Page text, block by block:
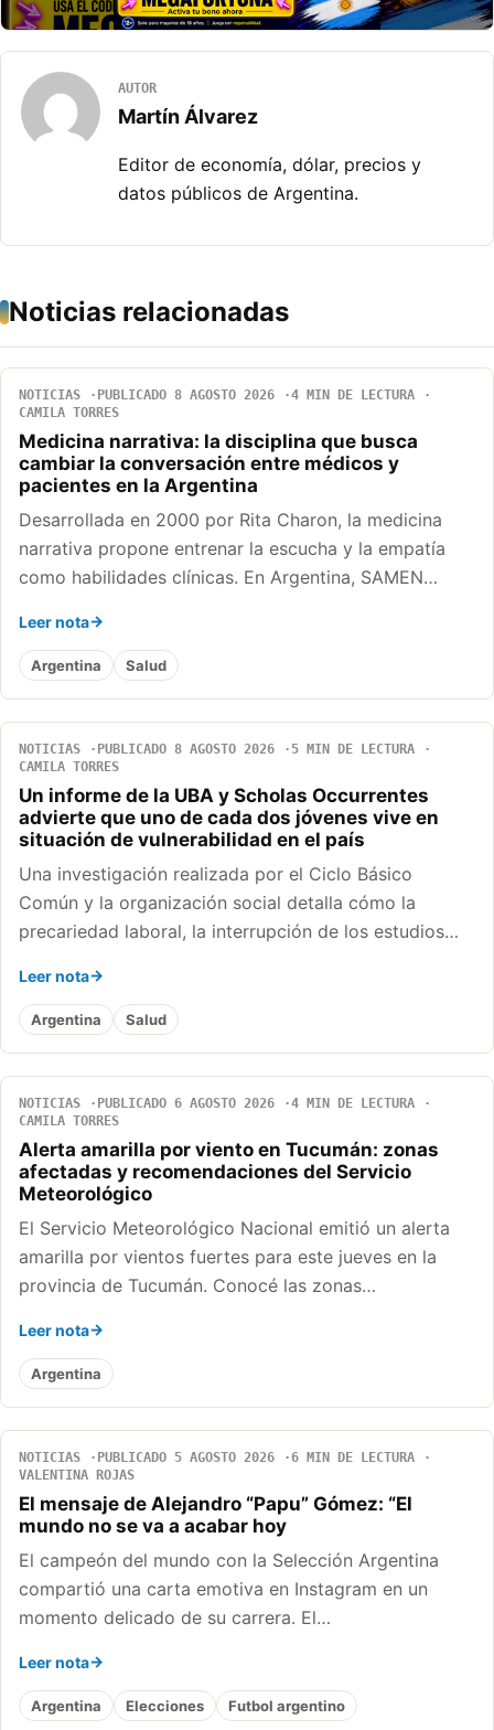
AUTOR
Martín Álvarez
Editor de economía, dólar, precios y
datos públicos de Argentina.
Noticias relacionadas
NOTICIAS PUBLICADO 8 AGOSTO 2026
4 MIN DE LECTURA
CAMILA TORRES
Medicina narrativa: la disciplina que busca
cambiar la conversación entre médicos y
pacientes en la Argentina
Desarrollada en 2000 por Rita Charon, la medicina
narrativa propone entrenar la escucha y la empatía
como habilidades clínicas. En Argentina, SAMEN…
Leer nota
Argentina Salud
NOTICIAS PUBLICADO 8 AGOSTO 2026
5 MIN DE LECTURA
CAMILA TORRES
Un informe de la UBA y Scholas Occurrentes
advierte que uno de cada dos jóvenes vive en
situación de vulnerabilidad en el país
Una investigación realizada por el Ciclo Básico
Común y la organización social detalla cómo la
precariedad laboral, la interrupción de los estudios…
Leer nota
Argentina Salud
NOTICIAS PUBLICADO 6 AGOSTO 2026
4 MIN DE LECTURA
CAMILA TORRES
Alerta amarilla por viento en Tucumán: zonas
afectadas y recomendaciones del Servicio
Meteorológico
El Servicio Meteorológico Nacional emitió un alerta
amarilla por vientos fuertes para este jueves en la
provincia de Tucumán. Conocé las zonas…
Leer nota
Argentina
NOTICIAS PUBLICADO 5 AGOSTO 2026
6 MIN DE LECTURA
VALENTINA ROJAS
El mensaje de Alejandro “Papu” Gómez: “El
mundo no se va a acabar hoy
El campeón del mundo con la Selección Argentina
compartió una carta emotiva en Instagram en un
momento delicado de su carrera. El…
Leer nota
Argentina Elecciones Futbol argentino